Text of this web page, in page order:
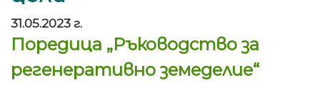
31.05.2023 г.
Поредица „Ръководство за
регенеративно земеделие“